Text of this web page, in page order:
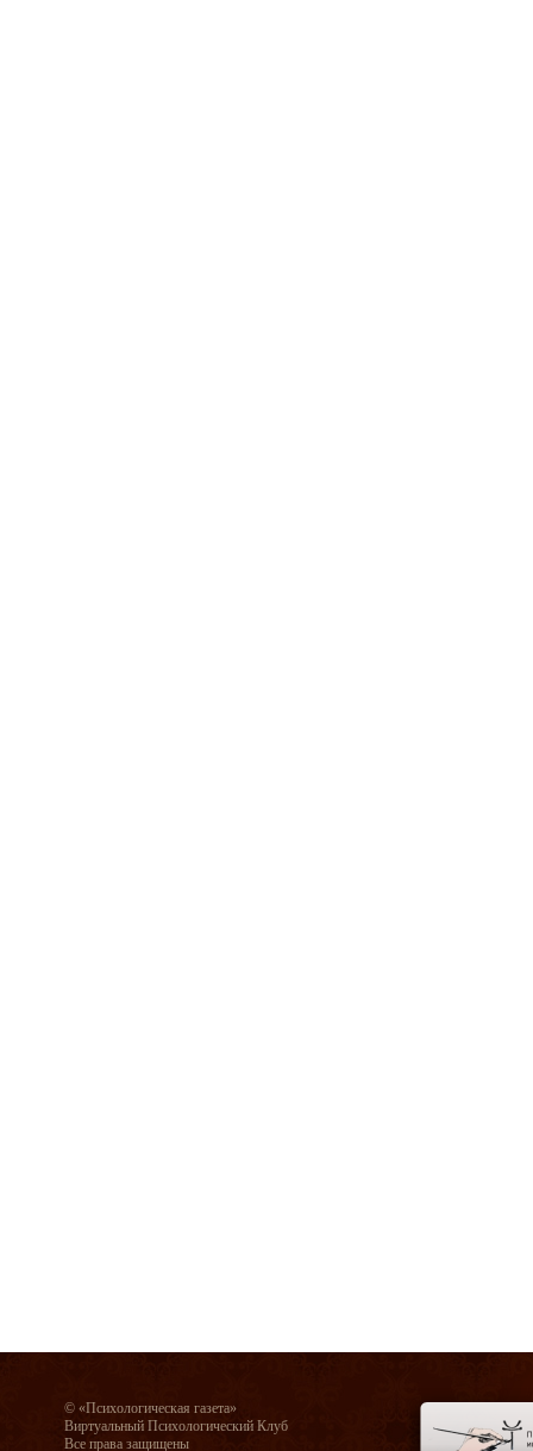
© «Психологическая газета»
Виртуальный Психологический Клуб
Все права защищены